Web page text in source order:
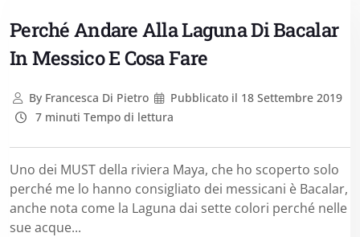
Perché Andare Alla Laguna Di Bacalar
In Messico E Cosa Fare
ByFrancesca Di Pietro Pubblicato il 18 Settembre 2019
7 minuti Tempo di lettura
Uno dei MUST della riviera Maya, che ho scoperto solo
perché me lo hanno consigliato dei messicani è Bacalar,
anche nota come la Laguna dai sette colori perché nelle
sue acque...